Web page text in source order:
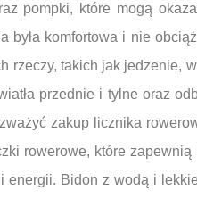
pompki, które mogą
była komfortowa i nie
rzeczy, takich jak jedzenie,
przednie i tylne oraz
zakup licznika
rowerowe, które
Bidon z wodą i